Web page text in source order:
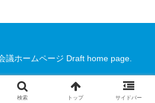
議ホームページ Draft home page.
検索 トップ サイドバー